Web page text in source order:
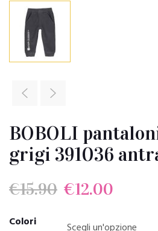
BOBOLI
grigi 391036
€15.90 Il
prezzo
€12.00
prezzo
Colori